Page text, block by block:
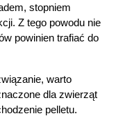
stopniem
Z tego powodu nie
powinien trafiać do
warto
dla zwierząt
pelletu.